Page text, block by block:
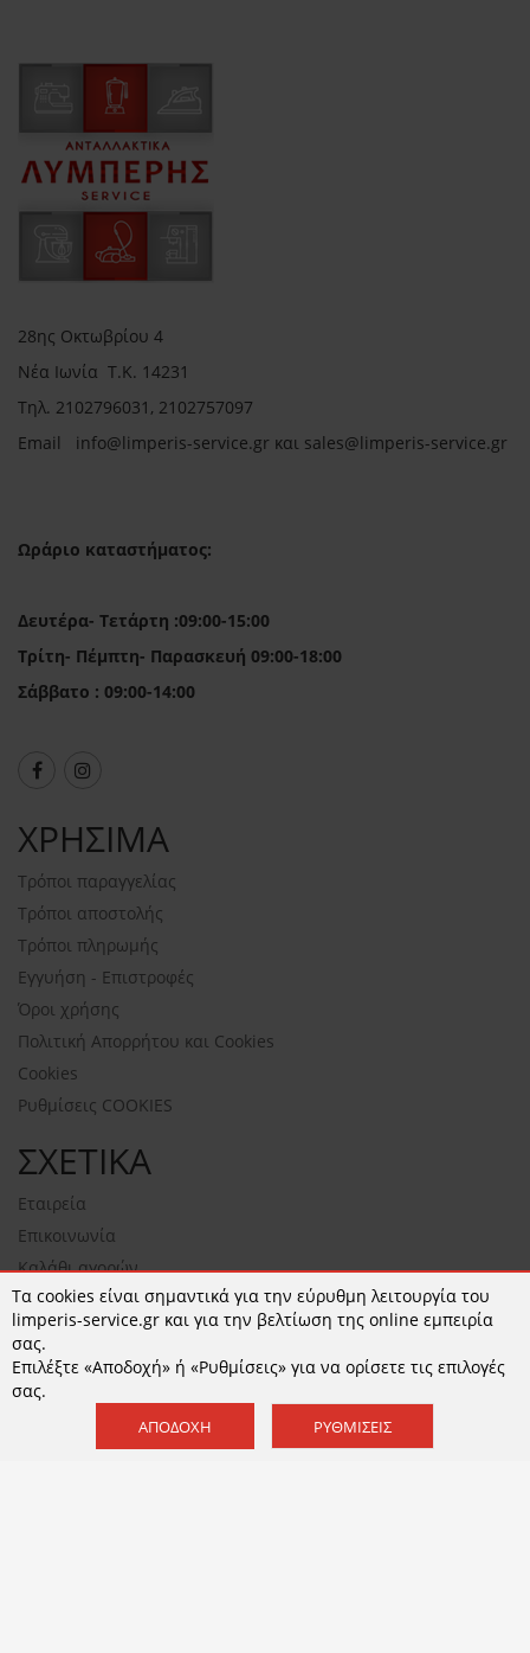
28ης Οκτωβρίου 4
Νέα Ιωνία Τ.Κ. 14231
Τηλ. 2102796031, 2102757097
Email info@limperis-service.gr και sales@limperis-service.gr
Ωράριο καταστήματος:
Δευτέρα- Τετάρτη :09:00-15:00
Τρίτη- Πέμπτη- Παρασκευή 09:00-18:00
Σάββατο : 09:00-14:00
ΧΡΗΣΙΜΑ
Τρόποι παραγγελίας
Τρόποι αποστολής
Τρόποι πληρωμής
Εγγυήση - Επιστροφές
Όροι χρήσης
Πολιτική Απορρήτου και Cookies
Cookies
Ρυθμίσεις COOKIES
ΣΧΕΤΙΚΑ
Εταιρεία
Επικοινωνία
Καλάθι αγορών
NEWSLETTER
ΕΓΓΡΑΦΉ
Αποδέχομαι τουςόρους χρήσηςκαι τηνΠολιτική
Τα cookies είναι σημαντικά για την εύρυθμη λειτουργία του
limperis-service.gr και για την βελτίωση της online εμπειρία
σας.
Επιλέξτε «Αποδοχή» ή «Ρυθμίσεις» για να ορίσετε τις επιλογές
σας.
ΑΠΟΔΟΧΉ ΡΥΘΜΊΣΕΙΣ